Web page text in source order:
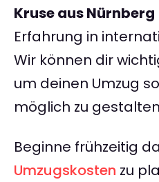
Kruse aus Nürnberg
Erfahrung in
Wir können dir
um deinen Umzug
möglich zu
Beginne frühzeitig
Umzugskosten zu